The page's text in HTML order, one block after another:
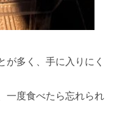
が多く、手に入りにく
一度食べたら忘れられ